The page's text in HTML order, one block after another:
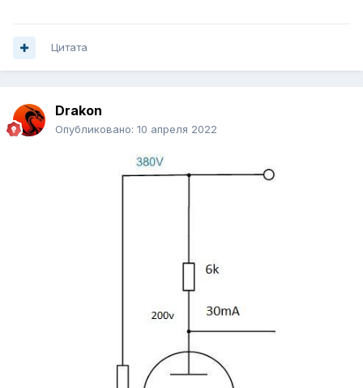
Цитата
Drakon
Опубликовано: 10 апреля 2022